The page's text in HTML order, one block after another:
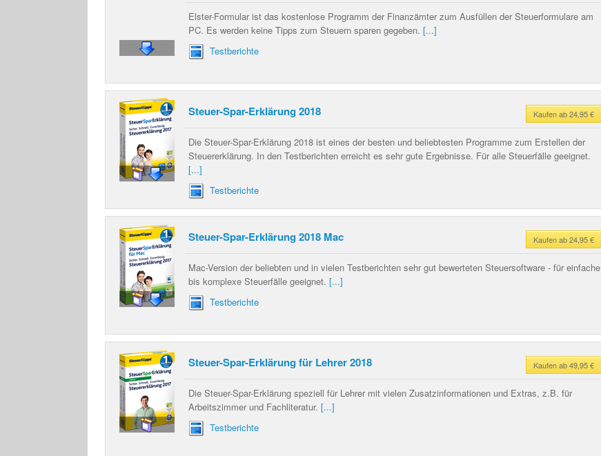
Elster-Formular ist das kostenlose Programm der Finanzämter zum Ausfüllen der Steuerformulare am
PC. Es werden keine Tipps zum Steuern sparen gegeben. [...]
Testberichte
Kaufen ab 24,95 €
Steuer-Spar-Erklärung 2018
Die Steuer-Spar-Erklärung 2018 ist eines der besten und beliebtesten Programme zum Erstellen der
Steuererklärung. In den Testberichten erreicht es sehr gute Ergebnisse. Für alle Steuerfälle geeignet.
[...]
Testberichte
Kaufen ab 24,95 €
Steuer-Spar-Erklärung 2018 Mac
Mac-Version der beliebten und in vielen Testberichten sehr gut bewerteten Steuersoftware - für einfache
bis komplexe Steuerfälle geeignet. [...]
Testberichte
Kaufen ab 49,95 €
Steuer-Spar-Erklärung für Lehrer 2018
Die Steuer-Spar-Erklärung speziell für Lehrer mit vielen Zusatzinformationen und Extras, z.B. für
Arbeitszimmer und Fachliteratur. [...]
Testberichte